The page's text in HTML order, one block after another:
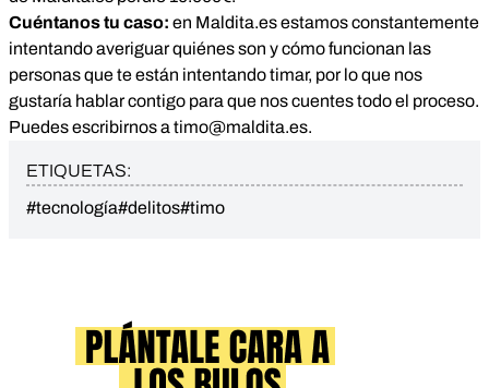
Cuéntanos tu caso: en Maldita.es estamos constantemente
intentando averiguar quiénes son y cómo funcionan las
personas que te están intentando timar, por lo que nos
gustaría hablar contigo para que nos cuentes todo el proceso.
Puedes escribirnos a timo@maldita.es.
ETIQUETAS:
#tecnología#delitos#timo